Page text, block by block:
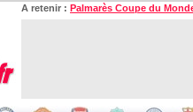
A retenir : Palmarès Coupe du